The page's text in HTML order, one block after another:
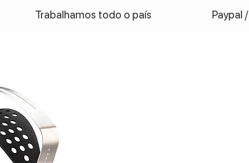
Trabalhamos todo o país Paypal